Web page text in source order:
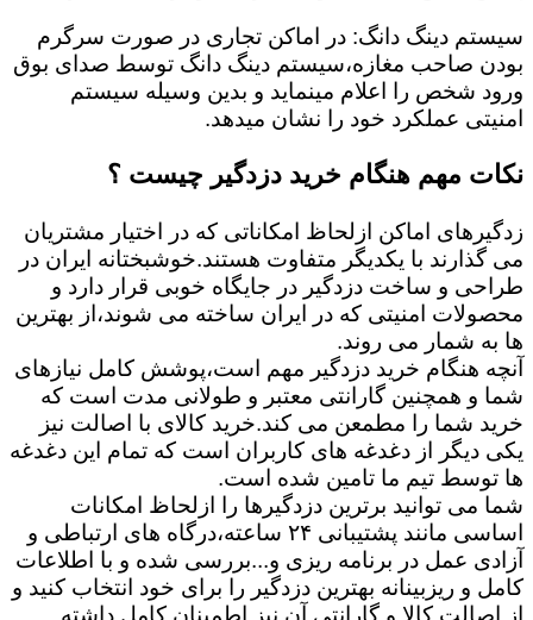
سیستم دینگ دانگ: در اماکن تجاری در صورت سرگرم
بودن صاحب مغازه،سیستم دینگ دانگ توسط صدای بوق
ورود شخص را اعلام مینماید و بدین وسیله سیستم
امنیتی عملکرد خود را نشان میدهد.
نکات مهم هنگام خرید دزدگیر چیست ؟
زدگیرهای اماکن ازلحاظ امکاناتی که در اختیار مشتریان
می گذارند با یکدیگر متفاوت هستند.خوشبختانه ایران در
طراحی و ساخت دزدگیر در جایگاه خوبی قرار دارد و
محصولات امنیتی که در ایران ساخته می شوند،از بهترین
ها به شمار می روند.
آنچه هنگام خرید دزدگیر مهم است،پوشش کامل نیازهای
شما و همچنین گارانتی معتبر و طولانی مدت است که
خرید شما را مطمعن می کند.خرید کالای با اصالت نیز
یکی دیگر از دغدغه های کاربران است که تمام این دغدغه
ها توسط تیم ما تامین شده است.
شما می توانید برترین دزدگیرها را ازلحاظ امکانات
اساسی مانند پشتیبانی ۲۴ ساعته،درگاه های ارتباطی و
آزادی عمل در برنامه ریزی و...بررسی شده و با اطلاعات
کامل و ریزبینانه بهترین دزدگیر را برای خود انتخاب کنید و
از اصالت کالا و گارانتی آن نیز اطمینان کامل داشته